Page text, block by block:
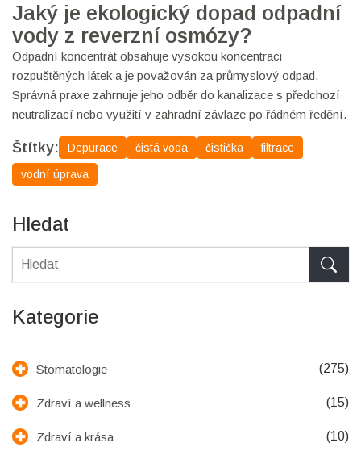
Jaký je ekologický dopad odpadní
vody z reverzní osmózy?
Odpadní koncentrát obsahuje vysokou koncentraci
rozpuštěných látek a je považován za průmyslový odpad.
Správná praxe zahrnuje jeho odběr do kanalizace s předchozí
neutralizací nebo využití v zahradní závlaze po řádném ředění.
Štítky: Depurace čistá voda čistička filtrace
vodní úprava
Hledat
Kategorie
Stomatologie (275)
Zdraví a wellness (15)
Zdraví a krása (10)